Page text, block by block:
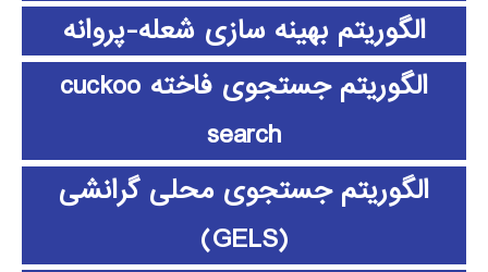
الگوریتم بهینه سازی شعله-پروانه
الگوریتم جستجوی فاخته cuckoo
search
الگوریتم جستجوی محلی گرانشی
(GELS)